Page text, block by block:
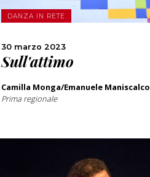
DANZA IN RETE
30 marzo 2023
Sull'attimo
Camilla Monga/Emanuele Maniscalco
Prima regionale